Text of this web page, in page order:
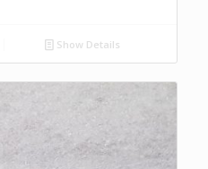
Show Details